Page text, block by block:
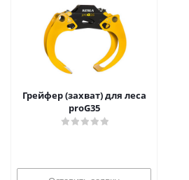
Грейфер (захват) для леса
proG35